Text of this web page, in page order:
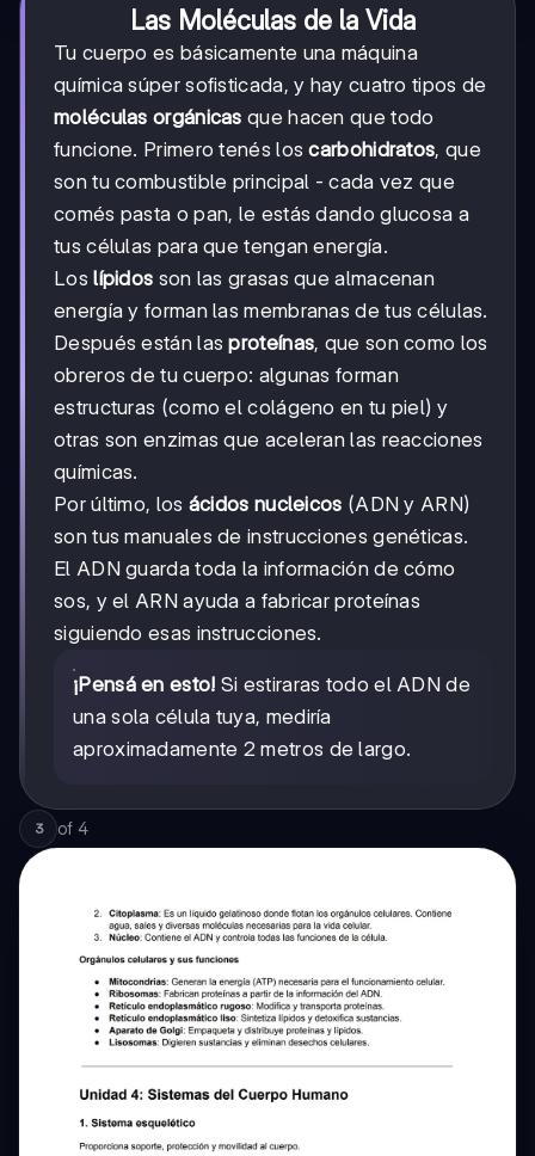
Las Moléculas de la Vida
Tu cuerpo es básicamente una máquina
química súper sofisticada, y hay cuatro tipos de
moléculas orgánicas que hacen que todo
funcione. Primero tenés loscarbohidratos, que
son tu combustible principal - cada vez que
comés pasta o pan, le estás dando glucosa a
tus células para que tengan energía.
Loslípidos son las grasas que almacenan
energía y forman las membranas de tus células.
Después están lasproteínas, que son como los
obreros de tu cuerpo: algunas forman
estructuras (como el colágeno en tu piel) y
otras son enzimas que aceleran las reacciones
químicas.
Por último, los ácidos nucleicos (ADN y ARN)
son tus manuales de instrucciones genéticas.
El ADN guarda toda la información de cómo
sos, y el ARN ayuda a fabricar proteínas
siguiendo esas instrucciones.
¡Pensá en esto! Si estiraras todo el ADN de
una sola célula tuya, mediría
aproximadamente 2 metros de largo.
3 of 4